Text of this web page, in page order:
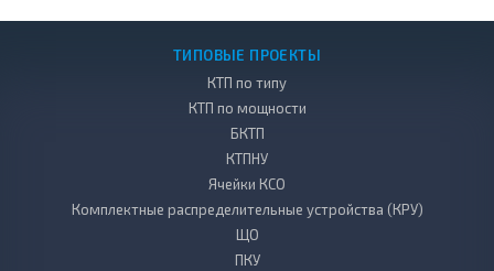
ТИПОВЫЕ ПРОЕКТЫ
КТП по типу
КТП по мощности
БКТП
КТПНУ
Ячейки КСО
Комплектные распределительные устройства (КРУ)
ЩО
ПКУ